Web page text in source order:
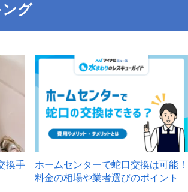
グ
換手
ホームセンターで蛇口交換は可能！
料金の相場や業者選びのポイント